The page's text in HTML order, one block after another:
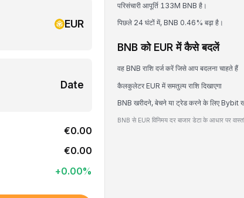
EUR
Date
€0.00
€0.00
+0.00%
परिसंचारी आपूर्ति 133M BNB है।
पिछले 24 घंटों में, BNB 0.46% बढ़ा है।
BNB को EUR में कैसे बदलें
वह BNB राशि दर्ज करें जिसे आप बदलना चाहते हैं
कैलकुलेटर EUR में समतुल्य राशि दिखाएगा
BNB खरीदने, बेचने या ट्रेड करने के लिए Bybit
BNB से EUR विनिमय दर बाजार डेटा के आधार पर